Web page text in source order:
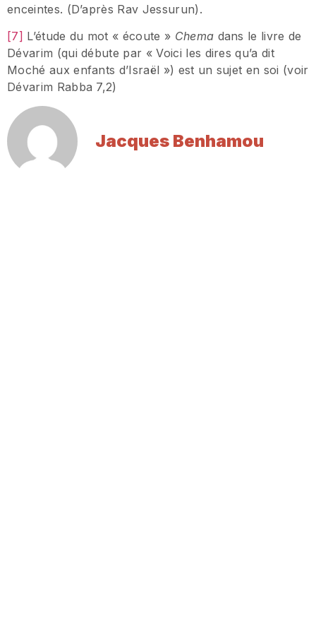
enceintes. (D’après Rav Jessurun).
[7] L’étude du mot « écoute » Chema dans le livre de
Dévarim (qui débute par « Voici les dires qu’a dit
Moché aux enfants d’Israël ») est un sujet en soi (voir
Dévarim Rabba 7,2)
Jacques Benhamou